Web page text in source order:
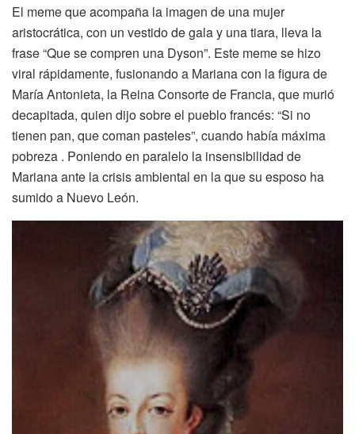
El meme que acompaña la imagen de una mujer
aristocrática, con un vestido de gala y una tiara, lleva la
frase “Que se compren una Dyson”. Este meme se hizo
viral rápidamente, fusionando a Mariana con la figura de
María Antonieta, la Reina Consorte de Francia, que murió
decapitada, quien dijo sobre el pueblo francés: “Si no
tienen pan, que coman pasteles”, cuando había máxima
pobreza . Poniendo en paralelo la insensibilidad de
Mariana ante la crisis ambiental en la que su esposo ha
sumido a Nuevo León.